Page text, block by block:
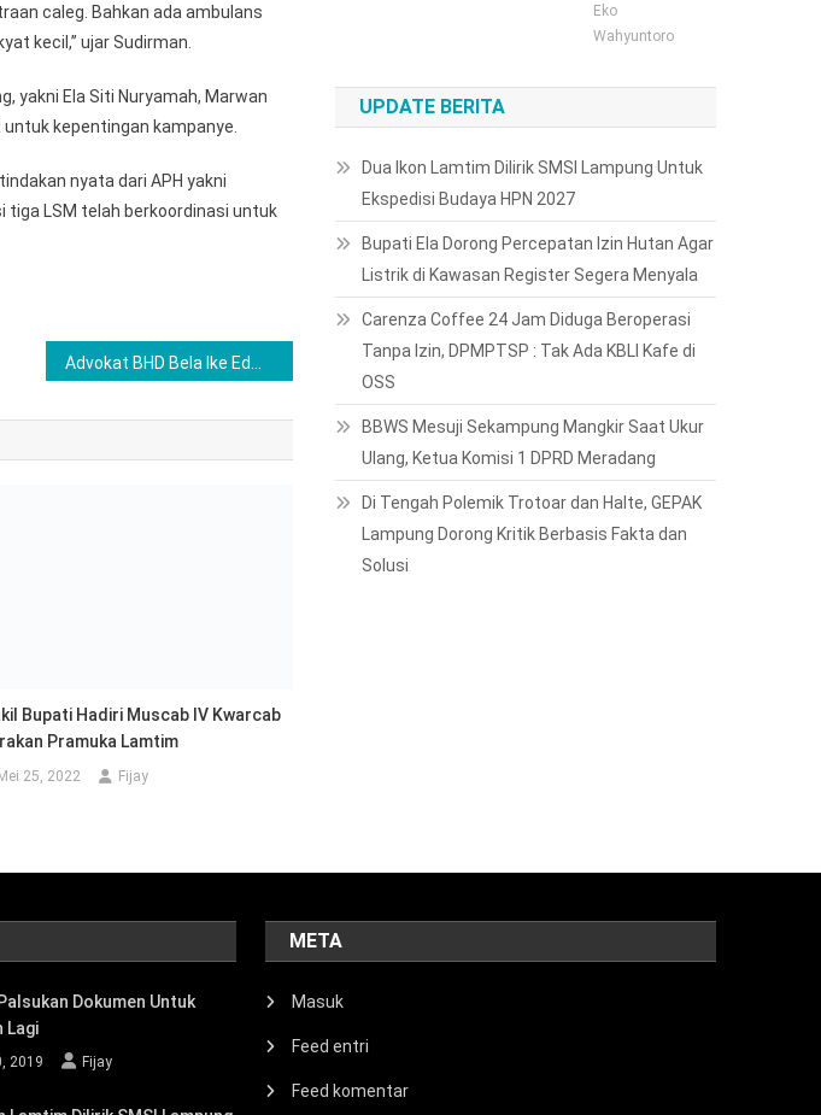
caleg. Bahkan ada ambulans
kecil,” ujar Sudirman.
yakni Ela Siti Nuryamah, Marwan
untuk kepentingan kampanye.
nyata dari APH yakni
tiga LSM telah berkoordinasi untuk
Advokat BHD Bela Ike Edwin, Minta Nuryadin dan Darusalam Islah
Eko
Wahyuntoro
UPDATE BERITA
Dua Ikon Lamtim Dilirik SMSI Lampung Untuk
Ekspedisi Budaya HPN 2027
Bupati Ela Dorong Percepatan Izin Hutan Agar
Listrik di Kawasan Register Segera Menyala
Carenza Coffee 24 Jam Diduga Beroperasi
Tanpa Izin, DPMPTSP : Tak Ada KBLI Kafe di
OSS
BBWS Mesuji Sekampung Mangkir Saat Ukur
Ulang, Ketua Komisi 1 DPRD Meradang
Di Tengah Polemik Trotoar dan Halte, GEPAK
Lampung Dorong Kritik Berbasis Fakta dan
Solusi
Dokumen Untuk
Lagi
2019 Fijay
META
Masuk
Feed entri
Feed komentar